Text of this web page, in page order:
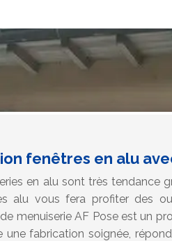
fenêtres en alu
en alu sont très tendance
alu vous fera profiter des
de menuiserie AF Pose est un
une fabrication soignée,